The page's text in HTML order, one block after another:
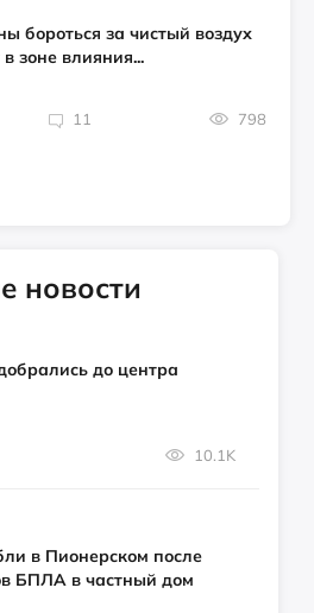
бороться за чистый воздух
зоне влияния...
11 798
новости
до центра
10.1K
в Пионерском после
БПЛА в частный дом